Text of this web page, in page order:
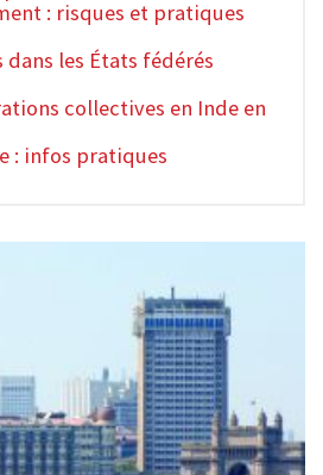
: risques et pratiques
dans les États fédérés
collectives en Inde en
: infos pratiques